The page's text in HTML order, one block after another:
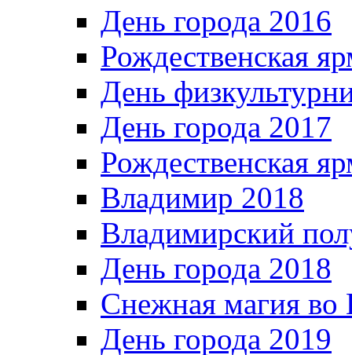
День города 2016
Рождественская
День
День города 2017
Рождественская
Владимир 2018
Владимирский
День города 2018
Снежная магия во
День города 2019